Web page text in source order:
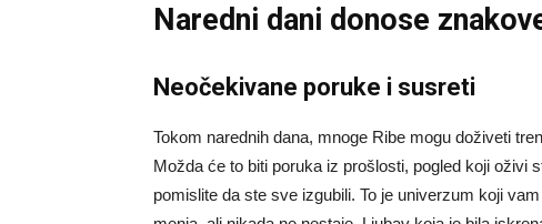
Naredni dani donose
Neočekivane poruke i susreti
Tokom narednih dana, mnoge Ribe mogu doživeti
Možda će to biti poruka iz prošlosti, pogled koji oživi
pomislite da ste sve izgubili. To je univerzum koji